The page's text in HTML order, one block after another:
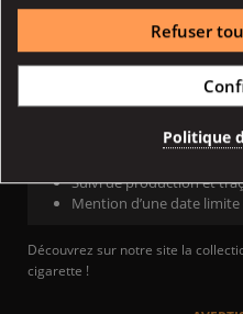
PG<50% / VG<50%
Arômes alimentaires
Suivi de production et
Mention d’une date
Découvrez sur notre site la
cigarette !
Refuser
Politique